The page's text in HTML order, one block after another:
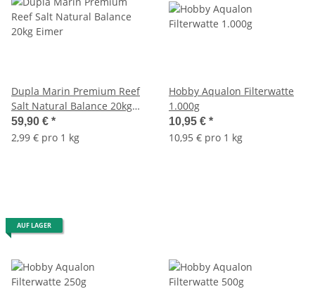
Dupla Marin Premium Reef
Salt Natural Balance 20kg
Eimer
59,90 € *
2,99 € pro 1 kg
Hobby Aqualon Filterwatte
1.000g
10,95 € *
10,95 € pro 1 kg
AUF LAGER